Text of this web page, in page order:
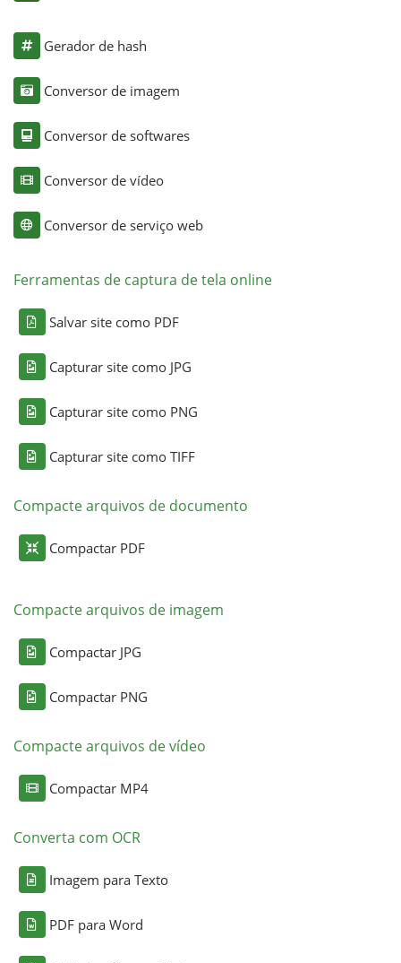
Gerador de hash
Conversor de imagem
Conversor de softwares
Conversor de vídeo
Conversor de serviço web
Ferramentas de captura de tela online
Salvar site como PDF
Capturar site como JPG
Capturar site como PNG
Capturar site como TIFF
Compacte arquivos de documento
Compactar PDF
Compacte arquivos de imagem
Compactar JPG
Compactar PNG
Compacte arquivos de vídeo
Compactar MP4
Converta com OCR
Imagem para Texto
PDF para Word